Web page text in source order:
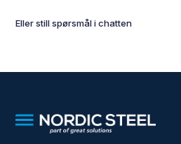
Eller still spørsmål i chatten